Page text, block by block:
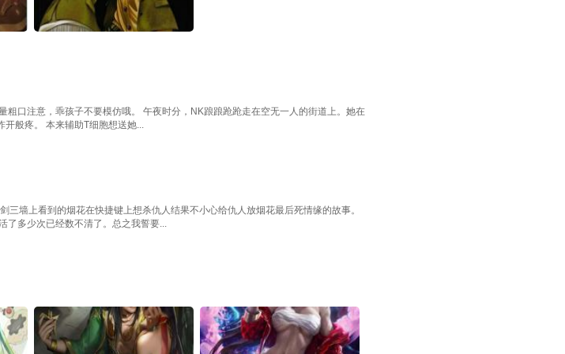
粗口注意，乖孩子不要模仿哦。 午夜时分，NK踉踉跄跄走在空无一人的街道上。她在
开般疼。 本来辅助T细胞想送她...
三墙上看到的烟花在快捷键上想杀仇人结果不小心给仇人放烟花最后死情缘的故事。
了多少次已经数不清了。总之我誓要...